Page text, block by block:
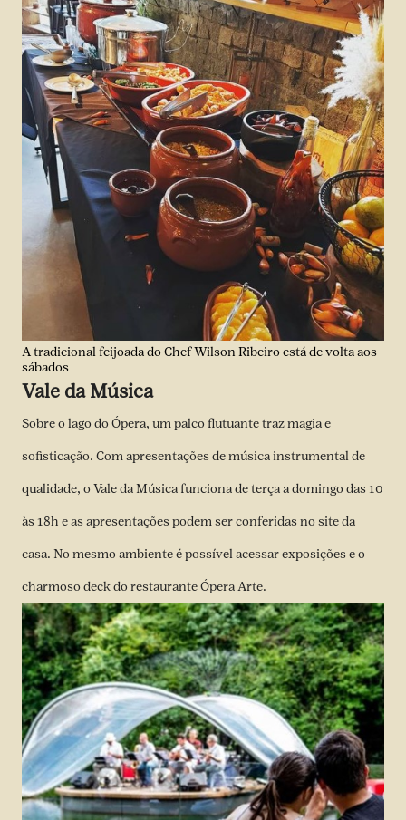
A tradicional feijoada do Chef Wilson Ribeiro está de volta aos
sábados
Vale da Música
Sobre o lago do Ópera, um palco flutuante traz magia e
sofisticação. Com apresentações de música instrumental de
qualidade, o Vale da Música funciona de terça a domingo das 10
às 18h e as apresentações podem ser conferidas no site da
casa. No mesmo ambiente é possível acessar exposições e o
charmoso deck do restaurante Ópera Arte.